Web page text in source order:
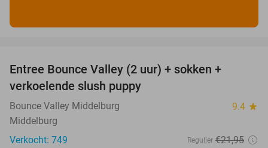
Entree Bounce Valley (2 uur) + sokken +
verkoelende slush puppy
Bounce Valley Middelburg 9.4 star
Middelburg
Verkocht: 749
Regulier €21,95